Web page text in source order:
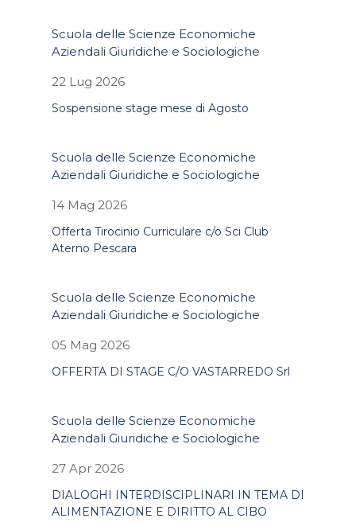
Scuola delle Scienze Economiche
Aziendali Giuridiche e Sociologiche
22 Lug 2026
Sospensione stage mese di Agosto
Scuola delle Scienze Economiche
Aziendali Giuridiche e Sociologiche
14 Mag 2026
Offerta Tirocinio Curriculare c/o Sci Club
Aterno Pescara
Scuola delle Scienze Economiche
Aziendali Giuridiche e Sociologiche
05 Mag 2026
OFFERTA DI STAGE C/O VASTARREDO Srl
Scuola delle Scienze Economiche
Aziendali Giuridiche e Sociologiche
27 Apr 2026
DIALOGHI INTERDISCIPLINARI IN TEMA DI
ALIMENTAZIONE E DIRITTO AL CIBO